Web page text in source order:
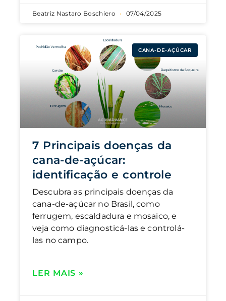
Beatriz Nastaro Boschiero 07/04/2025
CANA-DE-AÇÚCAR
7 Principais doenças da
cana-de-açúcar:
identificação e controle
Descubra as principais doenças da
cana-de-açúcar no Brasil, como
ferrugem, escaldadura e mosaico, e
veja como diagnosticá-las e controlá-
las no campo.
LER MAIS »